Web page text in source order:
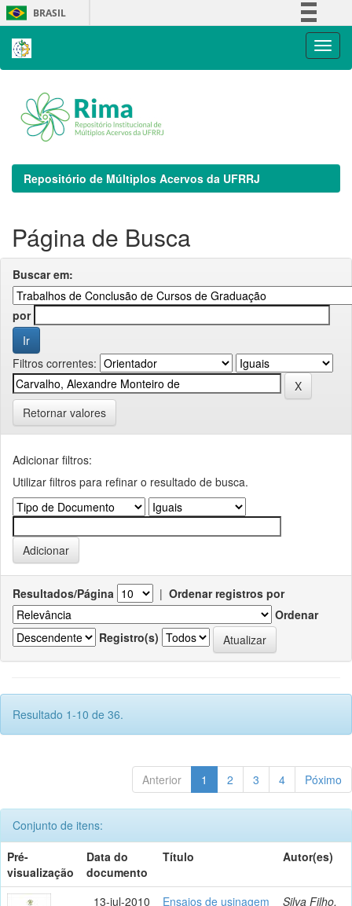
Skip
navigation
BRASIL
Repositório de Múltiplos Acervos da UFRRJ
Página de Busca
Buscar em:
por
Filtros correntes:
Retornar valores
Adicionar filtros:
Utilizar filtros para refinar o resultado de busca.
Resultados/Página | Ordenar registros por
Ordenar
Registro(s)
Resultado 1-10 de 36.
Anterior 1 2 3 4 Póximo
Conjunto de itens:
Pré-
visualização
Data do
documento
Título Autor(es)
13-jul-2010
Ensaios de usinagem
Silva Filho,